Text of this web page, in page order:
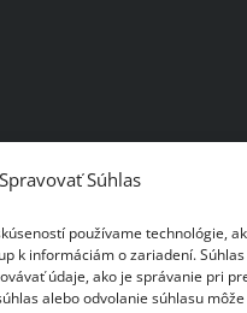
Spravovať Súhlas
používame technológie,
k informáciám o zariadení.
údaje, ako je správanie pri
alebo odvolanie súhlasu